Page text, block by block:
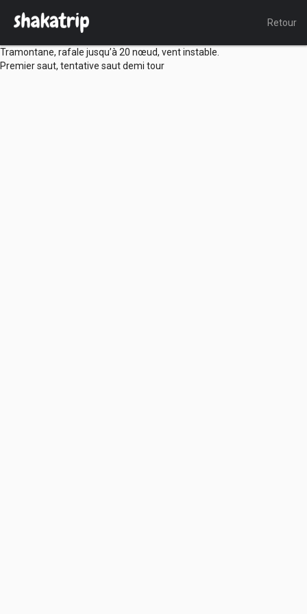
Retour
Tramontane, rafale jusqu’à 20 nœud, vent instable.
Premier saut, tentative saut demi tour